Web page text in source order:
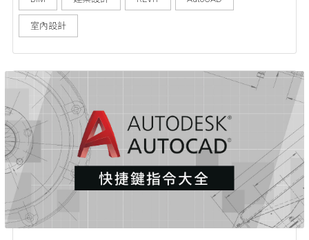
會提供學習資源，協助有志投入 BIM 領域的你打造專業
競爭力...
室內設計